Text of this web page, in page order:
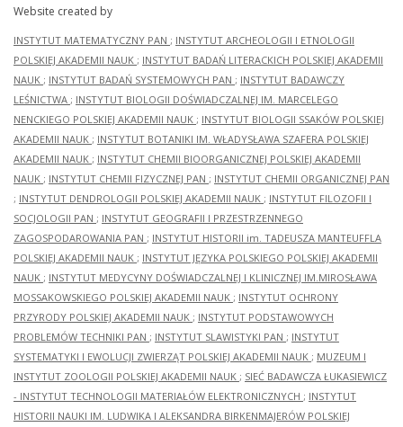
Website created by
INSTYTUT MATEMATYCZNY PAN ; INSTYTUT ARCHEOLOGII I ETNOLOGII
POLSKIEJ AKADEMII NAUK ; INSTYTUT BADAŃ LITERACKICH POLSKIEJ AKADEMII
NAUK ; INSTYTUT BADAŃ SYSTEMOWYCH PAN ; INSTYTUT BADAWCZY
LEŚNICTWA ; INSTYTUT BIOLOGII DOŚWIADCZALNEJ IM. MARCELEGO
NENCKIEGO POLSKIEJ AKADEMII NAUK ; INSTYTUT BIOLOGII SSAKÓW POLSKIEJ
AKADEMII NAUK ; INSTYTUT BOTANIKI IM. WŁADYSŁAWA SZAFERA POLSKIEJ
AKADEMII NAUK ; INSTYTUT CHEMII BIOORGANICZNEJ POLSKIEJ AKADEMII
NAUK ; INSTYTUT CHEMII FIZYCZNEJ PAN ; INSTYTUT CHEMII ORGANICZNEJ PAN
; INSTYTUT DENDROLOGII POLSKIEJ AKADEMII NAUK ; INSTYTUT FILOZOFII I
SOCJOLOGII PAN ; INSTYTUT GEOGRAFII I PRZESTRZENNEGO
ZAGOSPODAROWANIA PAN ; INSTYTUT HISTORII im. TADEUSZA MANTEUFFLA
POLSKIEJ AKADEMII NAUK ; INSTYTUT JĘZYKA POLSKIEGO POLSKIEJ AKADEMII
NAUK ; INSTYTUT MEDYCYNY DOŚWIADCZALNEJ I KLINICZNEJ IM.MIROSŁAWA
MOSSAKOWSKIEGO POLSKIEJ AKADEMII NAUK ; INSTYTUT OCHRONY
PRZYRODY POLSKIEJ AKADEMII NAUK ; INSTYTUT PODSTAWOWYCH
PROBLEMÓW TECHNIKI PAN ; INSTYTUT SLAWISTYKI PAN ; INSTYTUT
SYSTEMATYKI I EWOLUCJI ZWIERZĄT POLSKIEJ AKADEMII NAUK ; MUZEUM I
INSTYTUT ZOOLOGII POLSKIEJ AKADEMII NAUK ; SIEĆ BADAWCZA ŁUKASIEWICZ
- INSTYTUT TECHNOLOGII MATERIAŁÓW ELEKTRONICZNYCH ; INSTYTUT
HISTORII NAUKI IM. LUDWIKA I ALEKSANDRA BIRKENMAJERÓW POLSKIEJ